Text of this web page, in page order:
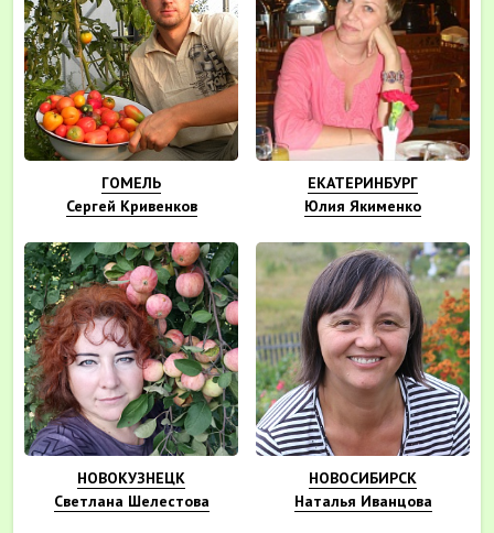
ГОМЕЛЬ
Сергей Кривенков
ЕКАТЕРИНБУРГ
Юлия Якименко
НОВОКУЗНЕЦК
Светлана Шелестова
НОВОСИБИРСК
Наталья Иванцова